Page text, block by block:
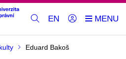
EN
Eduard Bakoš